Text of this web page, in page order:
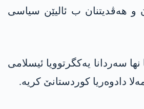
هەڤدیتنان ب ئالیێن سیاسی
سەردانا یەکگرتوویا ئیسلامی
دادوەریا کوردستانێ کریە.